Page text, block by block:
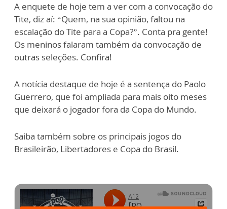
A enquete de hoje tem a ver com a convocação do
Tite, diz aí: “Quem, na sua opinião, faltou na
escalação do Tite para a Copa?”. Conta pra gente!
Os meninos falaram também da convocação de
outras seleções. Confira!
A notícia destaque de hoje é a sentença do Paolo
Guerrero, que foi ampliada para mais oito meses
que deixará o jogador fora da Copa do Mundo.
Saiba também sobre os principais jogos do
Brasileirão, Libertadores e Copa do Brasil.